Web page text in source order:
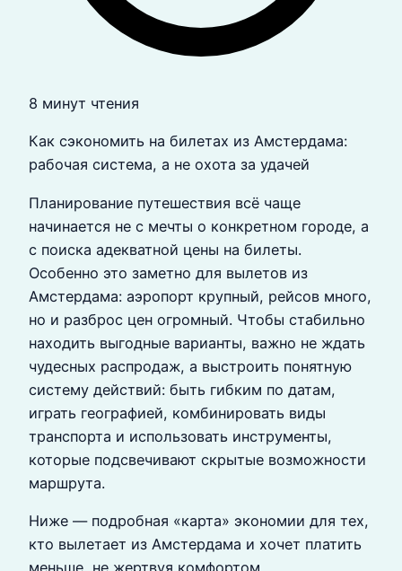
8 минут чтения
Как сэкономить на билетах из Амстердама:
рабочая система, а не охота за удачей
Планирование путешествия всё чаще
начинается не с мечты о конкретном городе, а
с поиска адекватной цены на билеты.
Особенно это заметно для вылетов из
Амстердама: аэропорт крупный, рейсов много,
но и разброс цен огромный. Чтобы стабильно
находить выгодные варианты, важно не ждать
чудесных распродаж, а выстроить понятную
систему действий: быть гибким по датам,
играть географией, комбинировать виды
транспорта и использовать инструменты,
которые подсвечивают скрытые возможности
маршрута.
Ниже — подробная «карта» экономии для тех,
кто вылетает из Амстердама и хочет платить
меньше, не жертвуя комфортом.